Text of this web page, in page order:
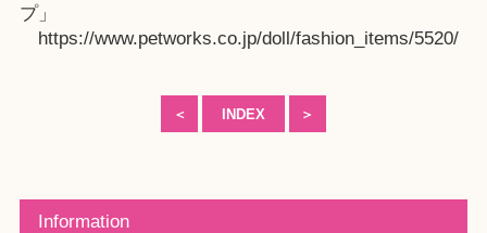
プ」
https://www.petworks.co.jp/doll/fashion_items/5520/
＜ INDEX ＞
Information